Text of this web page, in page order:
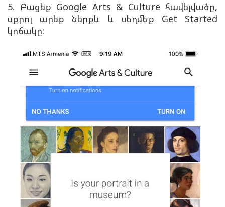
5. Բացեք Google Arts & Culture հավելվածը,
սքրոլ արեք ներքև և սեղմեք Get Started
կոճակը: